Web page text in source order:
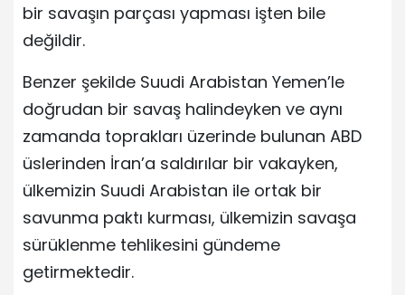
bir savaşın parçası yapması işten bile
değildir.
Benzer şekilde Suudi Arabistan Yemen’le
doğrudan bir savaş halindeyken ve aynı
zamanda toprakları üzerinde bulunan ABD
üslerinden İran’a saldırılar bir vakayken,
ülkemizin Suudi Arabistan ile ortak bir
savunma paktı kurması, ülkemizin savaşa
sürüklenme tehlikesini gündeme
getirmektedir.